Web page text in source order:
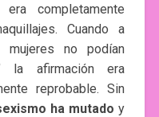
completamente
Cuando a
no podían
la afirmación era
reprobable. Sin
ha mutado y